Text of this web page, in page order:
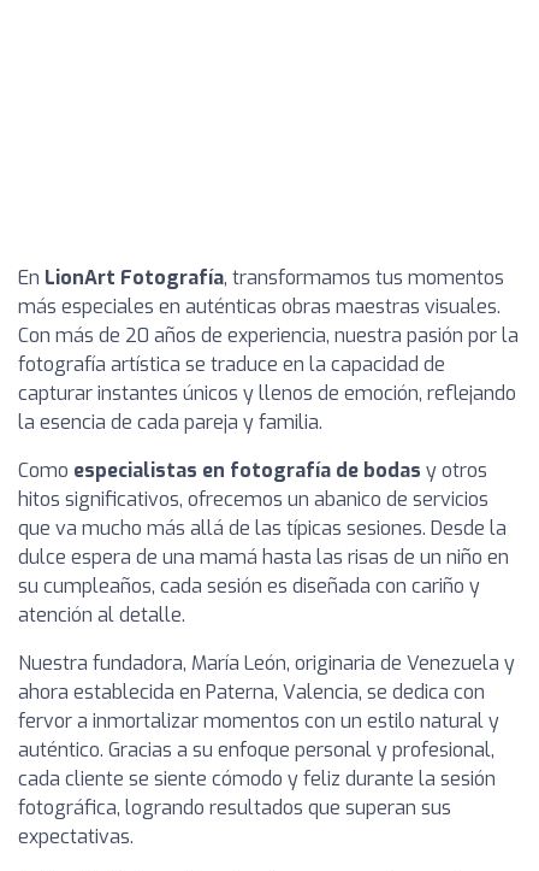
En LionArt Fotografía, transformamos tus momentos
más especiales en auténticas obras maestras visuales.
Con más de 20 años de experiencia, nuestra pasión por la
fotografía artística se traduce en la capacidad de
capturar instantes únicos y llenos de emoción, reflejando
la esencia de cada pareja y familia.
Como especialistas en fotografía de bodas y otros
hitos significativos, ofrecemos un abanico de servicios
que va mucho más allá de las típicas sesiones. Desde la
dulce espera de una mamá hasta las risas de un niño en
su cumpleaños, cada sesión es diseñada con cariño y
atención al detalle.
Nuestra fundadora, María León, originaria de Venezuela y
ahora establecida en Paterna, Valencia, se dedica con
fervor a inmortalizar momentos con un estilo natural y
auténtico. Gracias a su enfoque personal y profesional,
cada cliente se siente cómodo y feliz durante la sesión
fotográfica, logrando resultados que superan sus
expectativas.